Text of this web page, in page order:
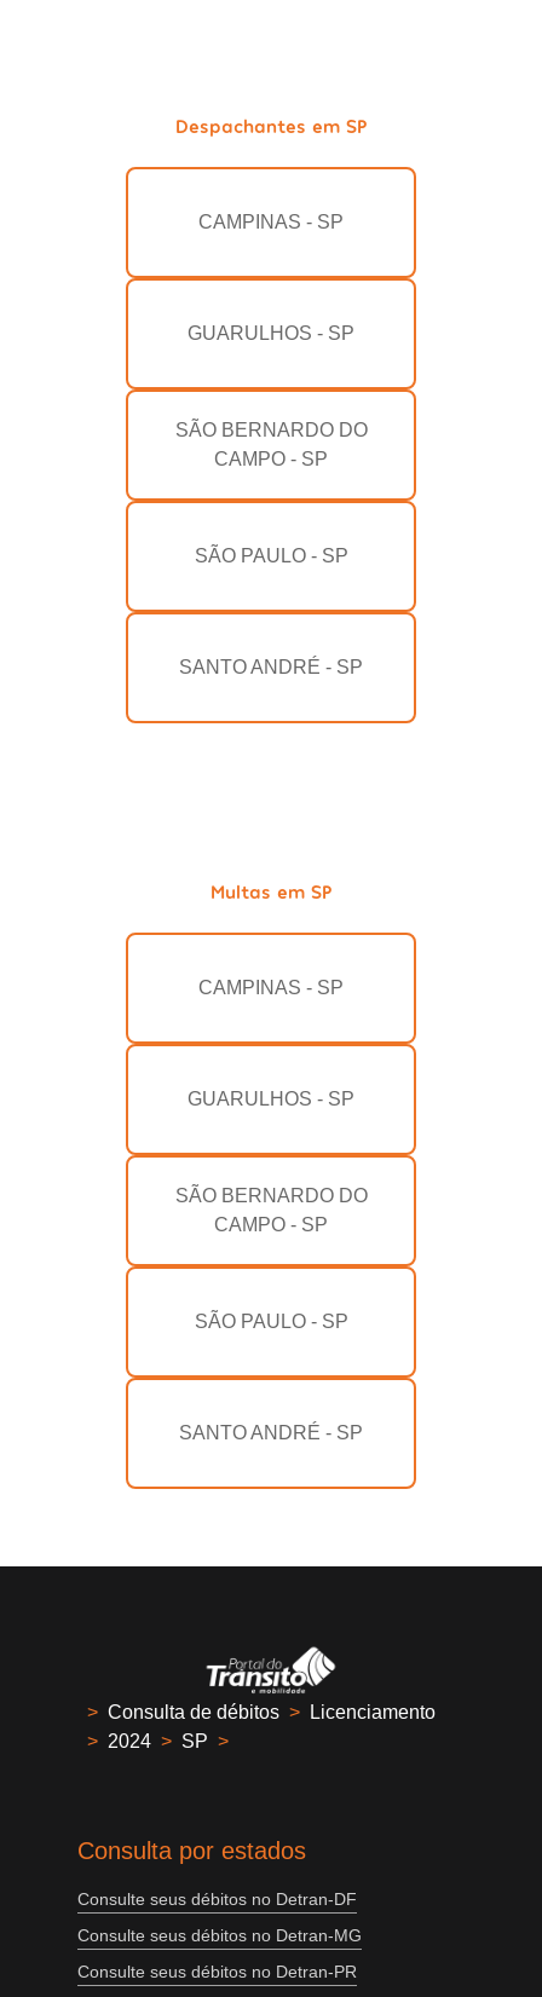
Despachantes em SP
CAMPINAS - SP
GUARULHOS - SP
SÃO BERNARDO DO
CAMPO - SP
SÃO PAULO - SP
SANTO ANDRÉ - SP
Multas em SP
CAMPINAS - SP
GUARULHOS - SP
SÃO BERNARDO DO
CAMPO - SP
SÃO PAULO - SP
SANTO ANDRÉ - SP
> Consulta de débitos >
Licenciamento
> 2024 > SP >
Consulta por estados
Consulte seus débitos no Detran-DF
Consulte seus débitos no Detran-MG
Consulte seus débitos no Detran-PR